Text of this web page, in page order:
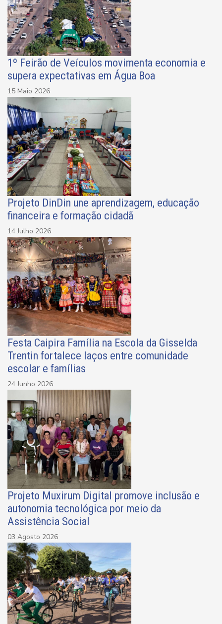
1º Feirão de Veículos movimenta economia e
supera expectativas em Água Boa
15 Maio 2026
Projeto DinDin une aprendizagem, educação
financeira e formação cidadã
14 Julho 2026
Festa Caipira Família na Escola da Gisselda
Trentin fortalece laços entre comunidade
escolar e famílias
24 Junho 2026
Projeto Muxirum Digital promove inclusão e
autonomia tecnológica por meio da
Assistência Social
03 Agosto 2026